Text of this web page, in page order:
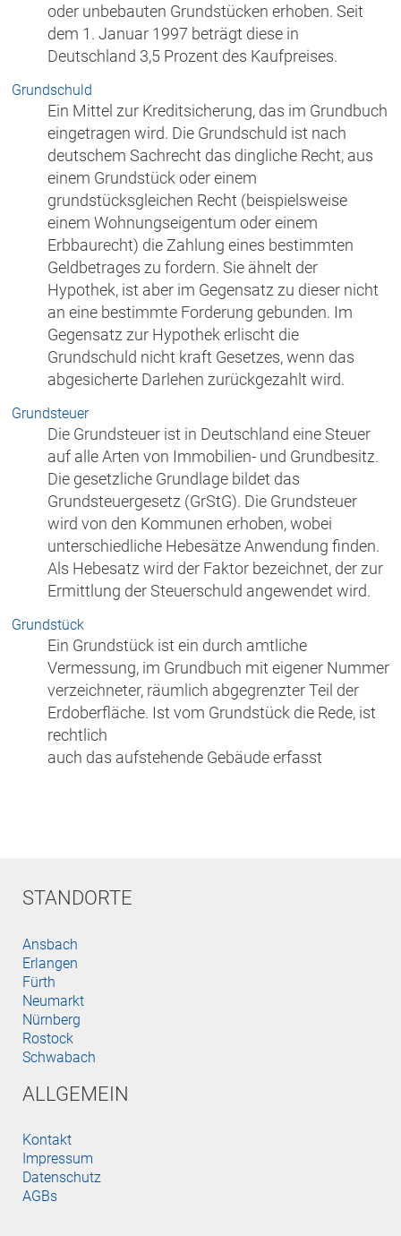
oder unbebauten Grundstücken erhoben. Seit
dem 1. Januar 1997 beträgt diese in
Deutschland 3,5 Prozent des Kaufpreises.
Grundschuld
Ein Mittel zur Kreditsicherung, das im Grundbuch
eingetragen wird. Die Grundschuld ist nach
deutschem Sachrecht das dingliche Recht, aus
einem Grundstück oder einem
grundstücksgleichen Recht (beispielsweise
einem Wohnungseigentum oder einem
Erbbaurecht) die Zahlung eines bestimmten
Geldbetrages zu fordern. Sie ähnelt der
Hypothek, ist aber im Gegensatz zu dieser nicht
an eine bestimmte Forderung gebunden. Im
Gegensatz zur Hypothek erlischt die
Grundschuld nicht kraft Gesetzes, wenn das
abgesicherte Darlehen zurückgezahlt wird.
Grundsteuer
Die Grundsteuer ist in Deutschland eine Steuer
auf alle Arten von Immobilien- und Grundbesitz.
Die gesetzliche Grundlage bildet das
Grundsteuergesetz (GrStG). Die Grundsteuer
wird von den Kommunen erhoben, wobei
unterschiedliche Hebesätze Anwendung finden.
Als Hebesatz wird der Faktor bezeichnet, der zur
Ermittlung der Steuerschuld angewendet wird.
Grundstück
Ein Grundstück ist ein durch amtliche
Vermessung, im Grundbuch mit eigener Nummer
verzeichneter, räumlich abgegrenzter Teil der
Erdoberfläche. Ist vom Grundstück die Rede, ist
rechtlich
auch das aufstehende Gebäude erfasst
STANDORTE
Ansbach
Erlangen
Fürth
Neumarkt
Nürnberg
Rostock
Schwabach
ALLGEMEIN
Kontakt
Impressum
Datenschutz
AGBs